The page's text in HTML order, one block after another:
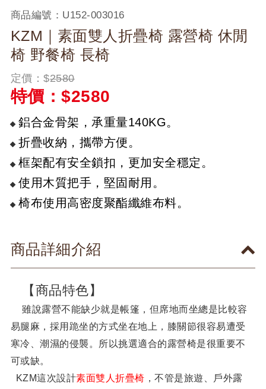
商品編號： U152-003016
KZM｜素面雙人折疊椅 露營椅 休閒
椅 野餐椅 長椅
定價：$2580
特價：$2580
鋁合金骨架，承重量140KG。
折疊收納，攜帶方便。
框架配有安全鎖扣，更加安全穩定。
使用木質把手，堅固耐用。
椅布使用高密度聚酯纖維布料。
商品詳細介紹
【商品特色】
雖說露營不能缺少就是帳篷，但席地而坐總是比較容
易腿麻，採用跪坐的方式坐在地上，膝關節很容易遭受
寒冷、潮濕的侵襲。所以挑選適合的露營椅是很重要不
可或缺。
KZM這次設計素面雙人折疊椅 ，不管是旅遊、戶外露